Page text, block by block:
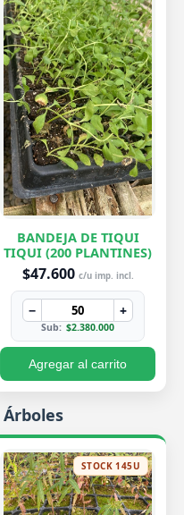
BANDEJA DE TIQUI
TIQUI (200 PLANTINES)
$47.600 c/u imp. incl.
− +
Sub: $2.380.000
Agregar al carrito
STOCK 145U